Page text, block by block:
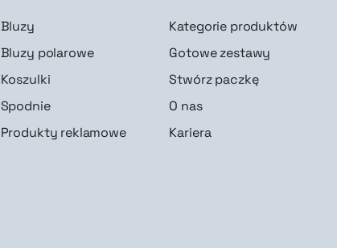
Bluzy
Bluzy polarowe
Koszulki
Spodnie
Produkty reklamowe
Kategorie produktów
Gotowe zestawy
Stwórz paczkę
O nas
Kariera